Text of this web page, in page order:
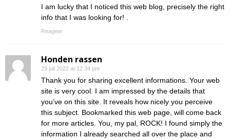
I am lucky that I noticed this web blog, precisely the right
info that I was looking for! .
Reageer
Honden rassen
29 juli 2022 at 12:34 pm
Thank you for sharing excellent informations. Your web
site is very cool. I am impressed by the details that
you’ve on this site. It reveals how nicely you perceive
this subject. Bookmarked this web page, will come back
for more articles. You, my pal, ROCK! I found simply the
information I already searched all over the place and